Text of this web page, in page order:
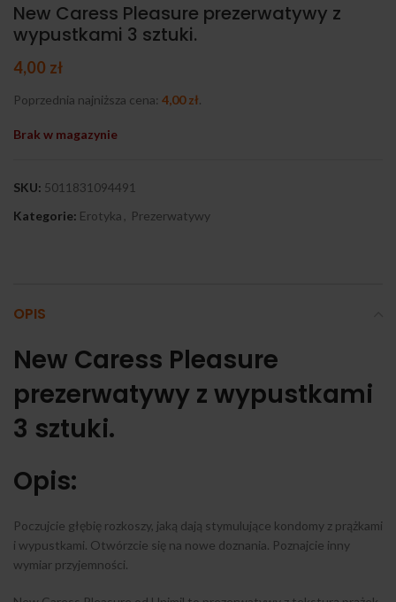
New Caress Pleasure prezerwatywy z
wypustkami 3 sztuki.
4,00 zł
Poprzednia najniższa cena: 4,00zł.
Brak w magazynie
SKU: 5011831094491
Kategorie: Erotyka Prezerwatywy
OPIS
New Caress Pleasure
prezerwatywy z wypustkami
3 sztuki.
Opis:
Poczujcie głębię rozkoszy, jaką dają stymulujące kondomy z prążkami
i wypustkami. Otwórzcie się na nowe doznania. Poznajcie inny
wymiar przyjemności.